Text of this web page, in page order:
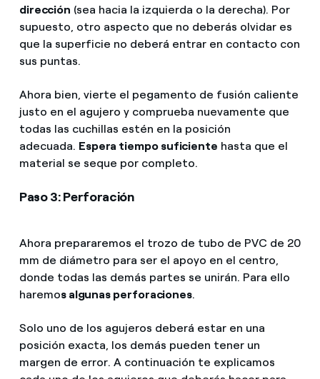
dirección (sea hacia la izquierda o la derecha). Por
supuesto, otro aspecto que no deberás olvidar es
que la superficie no deberá entrar en contacto con
sus puntas.
Ahora bien, vierte el pegamento de fusión caliente
justo en el agujero y comprueba nuevamente que
todas las cuchillas estén en la posición
adecuada. Espera tiempo suficiente hasta que el
material se seque por completo.
Paso 3: Perforación
Ahora prepararemos el trozo de tubo de PVC de 20
mm de diámetro para ser el apoyo en el centro,
donde todas las demás partes se unirán. Para ello
haremos algunas perforaciones.
Solo uno de los agujeros deberá estar en una
posición exacta, los demás pueden tener un
margen de error. A continuación te explicamos